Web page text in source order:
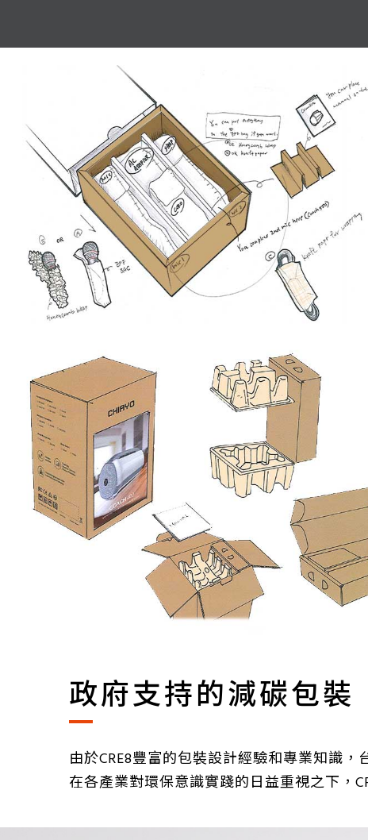
政府支持的減碳包裝
由於CRE8豐富的包裝設計經驗和專業知識
在各產業對環保意識實踐的日益重視之下，